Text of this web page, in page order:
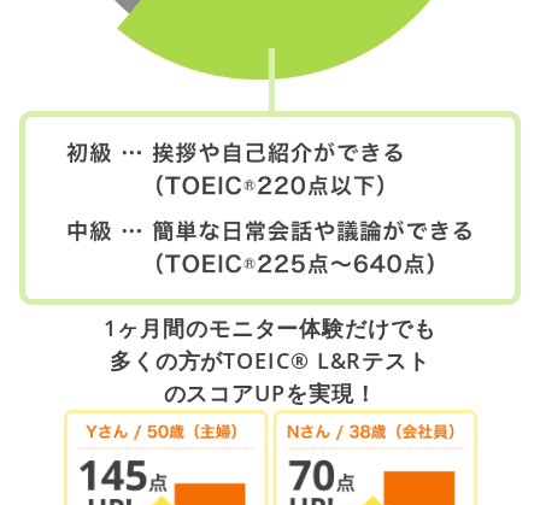
1ヶ月間のモニター体験だけでも
多くの方がTOEIC® L&Rテスト
のスコアUPを実現！